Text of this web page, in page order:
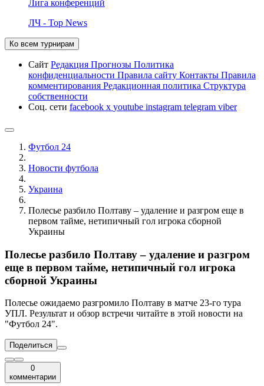
Лига конференций
ЛЧ - Top News
Ко всем турнирам
Сайт Редакция Прогнозы Политика
конфиденциальности Правила сайту Контакты Правила
комментирования Редакционная политика Структура
собственности
Соц. сети facebook x youtube instagram telegram viber
Футбол 24
Новости футбола
Украина
Полесье разбило Полтаву – удаление и разгром еще в
первом тайме, нетипичный гол игрока сборной
Украины
Полесье разбило Полтаву – удаление и разгром
еще в первом тайме, нетипичный гол игрока
сборной Украины
Полесье ожидаемо разгромило Полтаву в матче 23-го тура
УПЛ. Результат и обзор встречи читайте в этой новости на
"Футбол 24".
Поделиться
0
комментарии